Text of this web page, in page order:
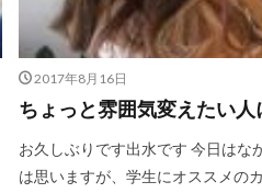
2017年8月16日
ちょっと雰囲気変えたい人
お久しぶりです出水です 今日はな
は思いますが、学生にオススメの